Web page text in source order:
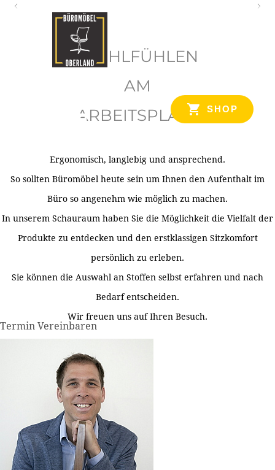
SHOP
WOHLFÜHLEN
AM
ARBEITSPLATZ
Ergonomisch, langlebig und ansprechend.
So sollten Büromöbel heute sein um Ihnen den Aufenthalt im
Büro so angenehm wie möglich zu machen.
In unserem Schauraum haben Sie die Möglichkeit die Vielfalt der
Produkte zu entdecken und den erstklassigen Sitzkomfort
persönlich zu erleben.
Sie können die Auswahl an Stoffen selbst erfahren und nach
Bedarf entscheiden.
Wir freuen uns auf Ihren Besuch.
Termin Vereinbaren